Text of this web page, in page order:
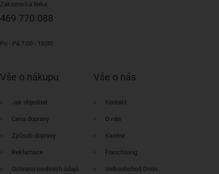
Zákaznická linka:
469 770 088
Po - Pá 7:00 - 16:00
Vše o nákupu
Jak objednat
Cena dopravy
Způsob dopravy
Reklamace
Ochrana osobních údajů
Vše o nás
Kontakt
O nás
Kariéra
Franchising
Velkoobchod Orion